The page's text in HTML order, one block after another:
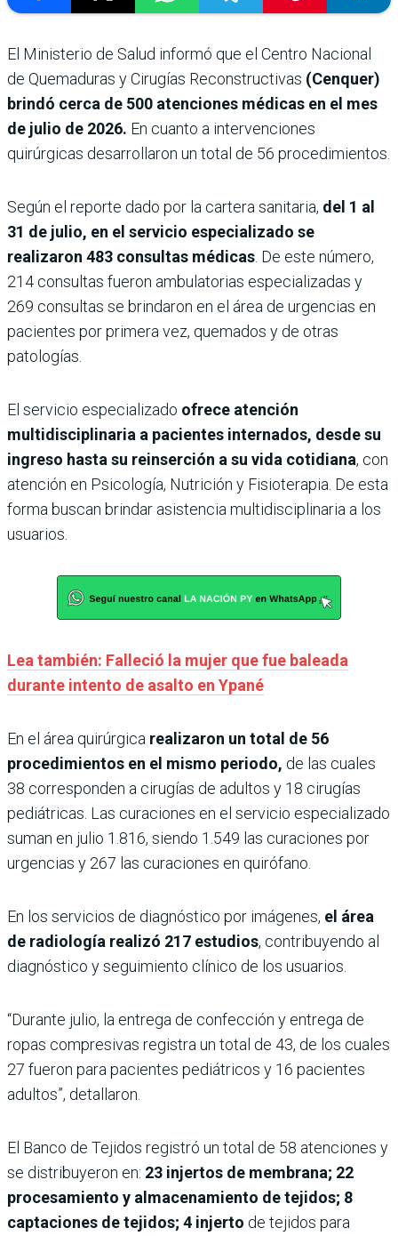
El Ministerio de Salud informó que el Centro Nacional
de Quemaduras y Cirugías Reconstructivas (Cenquer)
brindó cerca de 500 atenciones médicas en el mes
de julio de 2026. En cuanto a intervenciones
quirúrgicas desarrollaron un total de 56 procedimientos.
Según el reporte dado por la cartera sanitaria, del 1 al
31 de julio, en el servicio especializado se
realizaron 483 consultas médicas . De este número,
214 consultas fueron ambulatorias especializadas y
269 consultas se brindaron en el área de urgencias en
pacientes por primera vez, quemados y de otras
patologías.
El servicio especializado ofrece atención
multidisciplinaria a pacientes internados, desde su
ingreso hasta su reinserción a su vida cotidiana, con
atención en Psicología, Nutrición y Fisioterapia. De esta
forma buscan brindar asistencia multidisciplinaria a los
usuarios.
Lea también: Falleció la mujer que fue baleada
durante intento de asalto en Ypané
En el área quirúrgica realizaron un total de 56
procedimientos en el mismo periodo, de las cuales
38 corresponden a cirugías de adultos y 18 cirugías
pediátricas. Las curaciones en el servicio especializado
suman en julio 1.816, siendo 1.549 las curaciones por
urgencias y 267 las curaciones en quirófano.
En los servicios de diagnóstico por imágenes, el área
de radiología realizó 217 estudios, contribuyendo al
diagnóstico y seguimiento clínico de los usuarios.
“Durante julio, la entrega de confección y entrega de
ropas compresivas registra un total de 43, de los cuales
27 fueron para pacientes pediátricos y 16 pacientes
adultos”, detallaron.
El Banco de Tejidos registró un total de 58 atenciones y
se distribuyeron en: 23 injertos de membrana; 22
procesamiento y almacenamiento de tejidos; 8
captaciones de tejidos; 4 injerto de tejidos para